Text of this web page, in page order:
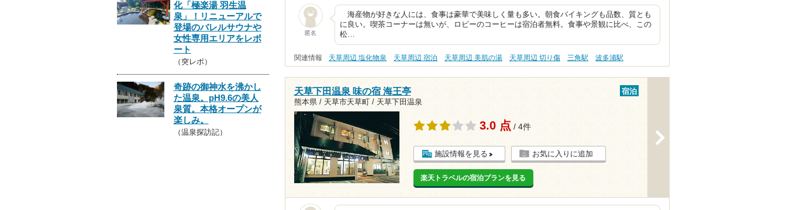
匿名
海産物が好きな人には、食事は豪華で美味しく量も多い。朝食バイキングも品数、質とも
に良い。喫茶コーナーは無いが、ロビーのコーヒーは宿泊者無料。食事や景観に比べ、この
松…
関連情報 天草周辺 塩化物泉 天草周辺 宿泊 天草周辺 美肌の湯 天草周辺 切り傷 三角駅 波多浦駅
天草下田温泉 味の宿 海王亭
熊本県 / 天草市天草町 / 天草下田温泉
宿泊
3.0 点 / 4件
施設情報を見る お気に入りに追加
楽天トラベルの宿泊プランを見る
化「極楽湯 羽生温
泉」！リニューアルで
登場のバレルサウナや
女性専用エリアをレポ
ート
（突レポ）
奇跡の御神水を沸かし
た温泉。pH9.6の美人
泉質。本格オープンが
楽しみ。
（温泉探訪記）